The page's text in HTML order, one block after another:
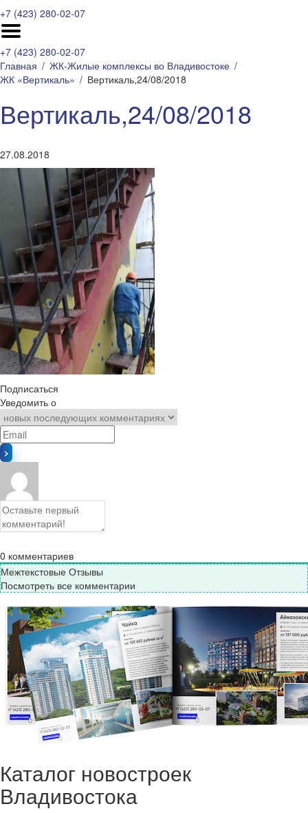
+7 (423) 280-02-07
+7 (423) 280-02-07
Главная
ЖК-Жилые комплексы во Владивостоке
ЖК «Вертикаль»
Вертикаль,24/08/2018
Вертикаль,24/08/2018
27.08.2018
Подписаться
Уведомить о
0 комментариев
Межтекстовые Отзывы
Посмотреть все комментарии
Каталог новостроек
Владивостока